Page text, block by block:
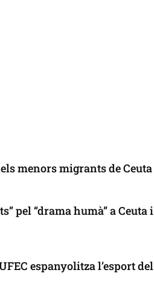
menors migrants de Ceuta
pel “drama humà” a Ceuta i
espanyolitza l’esport del